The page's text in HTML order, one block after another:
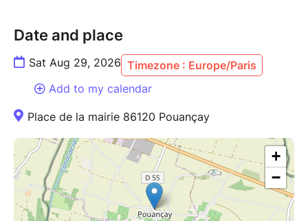
Date and place
Sat Aug 29, 2026 Timezone : Europe/Paris
Add to my calendar
Place de la mairie 86120 Pouançay
+
−